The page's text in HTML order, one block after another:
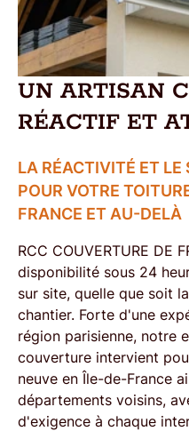
UN ARTISAN
RÉACTIF ET
LA RÉACTIVITÉ ET LE
POUR VOTRE
FRANCE ET AU-DELÀ
RCC COUVERTURE DE
disponibilité sous 24
sur site, quelle que soit
chantier. Forte d'une
région parisienne, notre
couverture intervient
neuve en Île-de-France
départements voisins,
d'exigence à chaque